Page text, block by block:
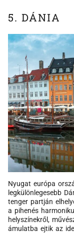
5. DÁNIA
Nyugat európa
legkülönlegesebb
tenger partján
a pihenés
helyszínekről,
ámulatba ejtik az